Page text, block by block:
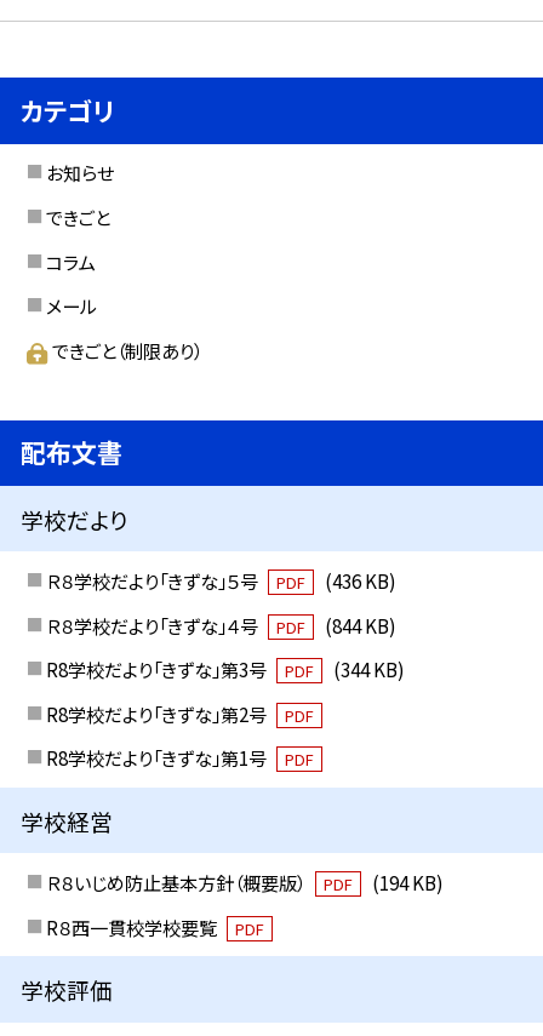
カテゴリ
お知らせ
できごと
コラム
メール
できごと（制限あり）
配布文書
学校だより
Ｒ８学校だより「きずな」５号 PDF
(436 KB)
Ｒ８学校だより「きずな」４号
PDF
(844 KB)
R8学校だより「きずな」第3号
PDF
(344 KB)
R8学校だより「きずな」第2号
PDF
R8学校だより「きずな」第1号 PDF
学校経営
Ｒ８いじめ防止基本方針（概要版） PDF
(194 KB)
R８西一貫校学校要覧
PDF
学校評価